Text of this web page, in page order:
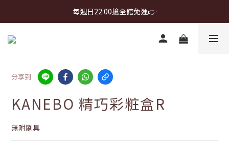
首購免運 $499 起 ＋ 加 LINE 領 $300 折價券 ➤
每週日22:00搶全館免運👉
首購免運 $499 起 ＋ 加 LINE 領 $300 折價券 ➤
分享到
KANEBO 精巧彩粧盒R
無附刷具